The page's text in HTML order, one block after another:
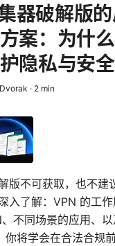
器破解版
案：为什
隐私与安全
· 2 min
版不可获取，也不建
入了解：VPN 的工
不同场景的应用、
你将学会在合法合规